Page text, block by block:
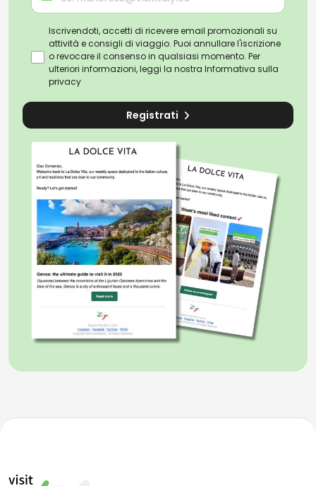
Iscrivendoti, accetti di ricevere email promozionali su
attività e consigli di viaggio. Puoi annullare l'iscrizione
o revocare il consenso in qualsiasi momento. Per
ulteriori informazioni, leggi la nostra Informativa sulla
privacy
Registrati